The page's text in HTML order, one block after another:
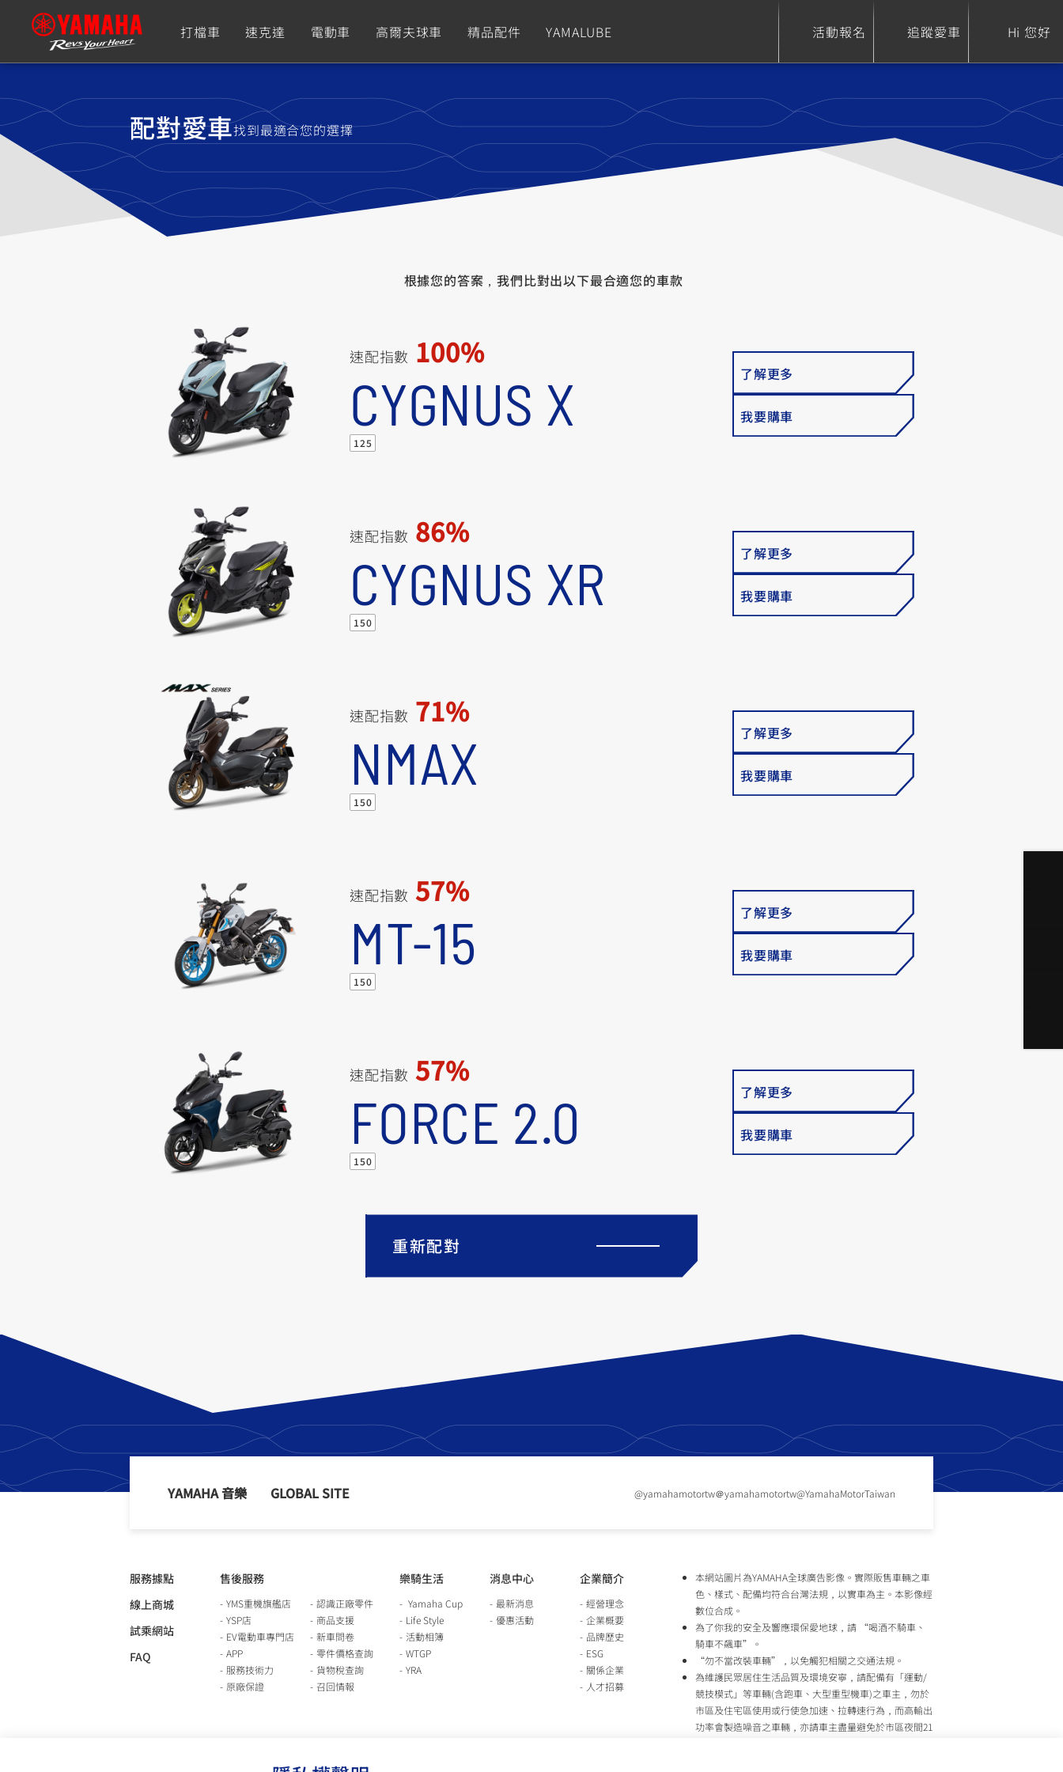
打檔車 速克達 電動車 高爾夫球車 精品配件 YAMALUBE 活動報名 追蹤愛車 Hi 您好
依風格 依排氣量
Hyper Naked Sport Heritage
YZF-R9
550+
YZF-R3
251~549
YZF-R15
MT-09 Y-AMT
MT-07 Y-AMT MT-07
MT-03
251~549
依風格 依排氣量
Adventure
TMAX
550+
NMAX
150
AUGUR
CYGNUS XR
150
CYGNUS X
FORCE 2.0
150
RS NEO
Limi
Vinoora PW50
CUXiE
追蹤愛車
我的愛車
配對愛車找到最適合您的選擇
根據您的答案，我們比對出以下最合適您的車款
速配指數 100%
CYGNUS X
125
了解更多
我要購車
速配指數 86%
CYGNUS XR
150
了解更多
我要購車
速配指數 71%
NMAX
150
了解更多
我要購車
速配指數 57%
MT-15
150
了解更多
我要購車
速配指數 57%
FORCE 2.0
150
了解更多
我要購車
重新配對
YAMAHA 音樂 GLOBAL SITE @yamahamotortw＠yamahamotortw@YamahaMotorTaiwan
服務據點
線上商城
試乘網站
FAQ
售後服務
YMS重機旗艦店
YSP店
EV電動車專門店
APP
服務技術力
原廠保證
認識正廠零件
商品支援
新車問卷
零件價格查詢
貨物稅查詢
召回情報
樂騎生活
Yamaha Cup
Life Style
活動相簿
WTGP
YRA
消息中心
最新消息
優惠活動
企業簡介
經營理念
企業概要
品牌歷史
ESG
關係企業
人才招募
本網站圖片為YAMAHA全球廣告影像。實際販售車輛之車
色、樣式、配備均符合台灣法規，以實車為主。本影像經
數位合成。
為了你我的安全及響應環保愛地球，請 “喝酒不騎車、
騎車不飆車”。
“勿不當改裝車輛”，以免觸犯相關之交通法規。
為維護民眾居住生活品質及環境安寧，請配備有「運動/
競技模式」等車輛(含跑車、大型重型機車)之車主，勿於
市區及住宅區使用或行使急加速、拉轉速行為，而高輸出
功率會製造噪音之車輛，亦請車主盡量避免於市區夜間21